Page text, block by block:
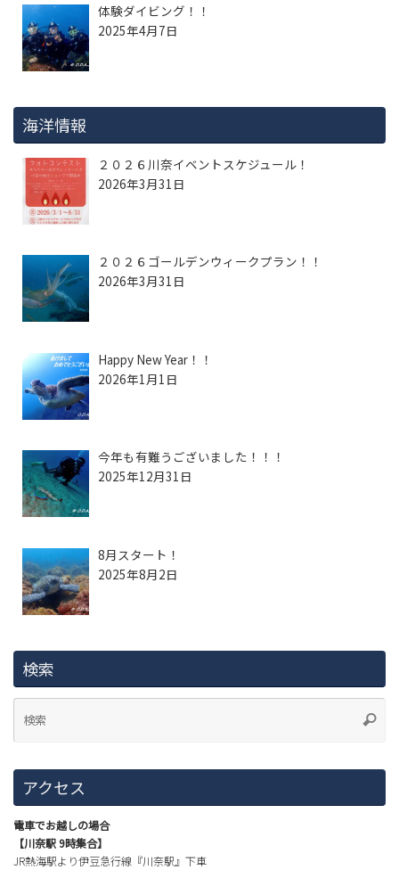
体験ダイビング！！
2025年4月7日
海洋情報
２０２６川奈イベントスケジュール！
2026年3月31日
２０２６ゴールデンウィークプラン！！
2026年3月31日
Happy New Year！！
2026年1月1日
今年も有難うございました！！！
2025年12月31日
8月スタート！
2025年8月2日
検索
アクセス
電車でお越しの場合
【川奈駅 9時集合】
JR熱海駅より伊豆急行線『川奈駅』下車